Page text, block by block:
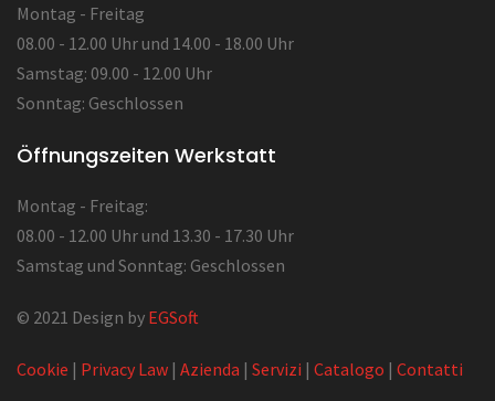
Montag - Freitag
08.00 - 12.00 Uhr und 14.00 - 18.00 Uhr
Samstag: 09.00 - 12.00 Uhr
Sonntag: Geschlossen
Öffnungszeiten Werkstatt
Montag - Freitag:
08.00 - 12.00 Uhr und 13.30 - 17.30 Uhr
Samstag und Sonntag: Geschlossen
© 2021 Design by EGSoft
Cookie | Privacy Law | Azienda | Servizi | Catalogo | Contatti